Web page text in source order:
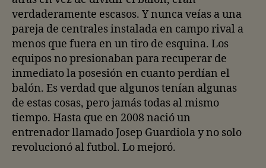
verdaderamente escasos. Y nunca veías a una
pareja de centrales instalada en campo rival a
menos que fuera en un tiro de esquina. Los
equipos no presionaban para recuperar de
inmediato la posesión en cuanto perdían el
balón. Es verdad que algunos tenían algunas
de estas cosas, pero jamás todas al mismo
tiempo. Hasta que en 2008 nació un
entrenador llamado Josep Guardiola y no solo
revolucionó al futbol. Lo mejoró.